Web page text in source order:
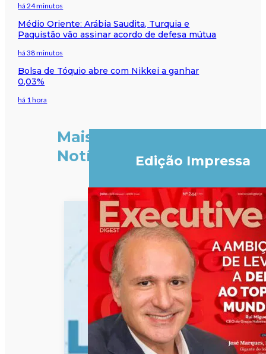
há 24 minutos
Médio Oriente: Arábia Saudita, Turquia e
Paquistão vão assinar acordo de defesa mútua
há 38 minutos
Bolsa de Tóquio abre com Nikkei a ganhar
0,03%
há 1 hora
Mais
Notícias
Edição Impressa